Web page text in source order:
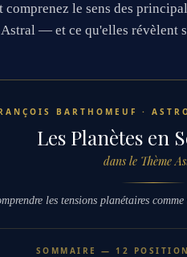
comprenez le sens des
Astral — et ce qu'elles révèlent
BARTHOMEUF ·
Les Planètes en
dans le Thème
les tensions planétaires
SOMMAIRE — 12